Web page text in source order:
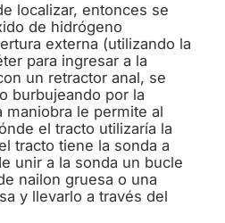
localizar, entonces se
de hidrógeno
externa (utilizando la
para ingresar a la
un retractor anal, se
burbujeando por la
maniobra le permite al
el tracto utilizaría la
tracto tiene la sonda a
unir a la sonda un bucle
nailon gruesa o una
y llevarlo a través del